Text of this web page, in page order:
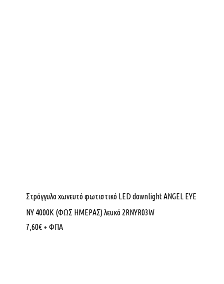
Στρόγγυλο χωνευτό φωτιστικό LED downlight ANGEL EYE
NY 4000K (ΦΩΣ ΗΜΕΡΑΣ) λευκό 2RNYR03W
7,60€ + ΦΠΑ